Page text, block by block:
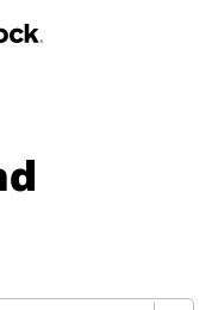
usuario.